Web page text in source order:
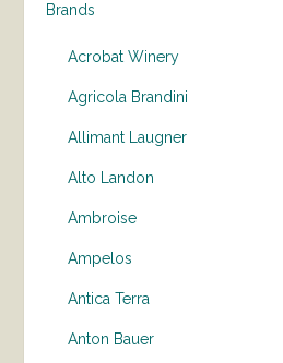
Brands
Acrobat Winery
Agricola Brandini
Allimant Laugner
Alto Landon
Ambroise
Ampelos
Antica Terra
Anton Bauer